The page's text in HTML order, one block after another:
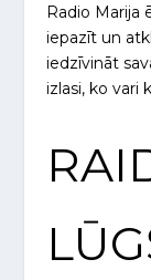
Radio Marija
iepazīt un
iedzīvināt
izlasi, ko vari